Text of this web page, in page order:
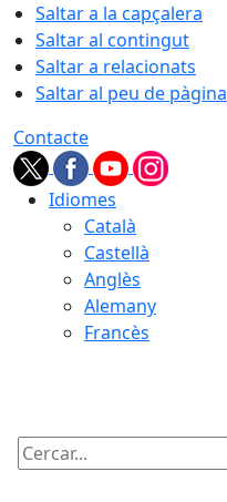
Saltar a la capçalera
Saltar al contingut
Saltar a relacionats
Saltar al peu de pàgina
Contacte
Idiomes
Català
Castellà
Anglès
Alemany
Francès
Cercar: